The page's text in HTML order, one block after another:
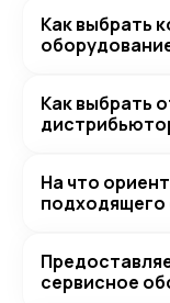
Как выбрать
Как выбрать
На что
подходящего
сервисное